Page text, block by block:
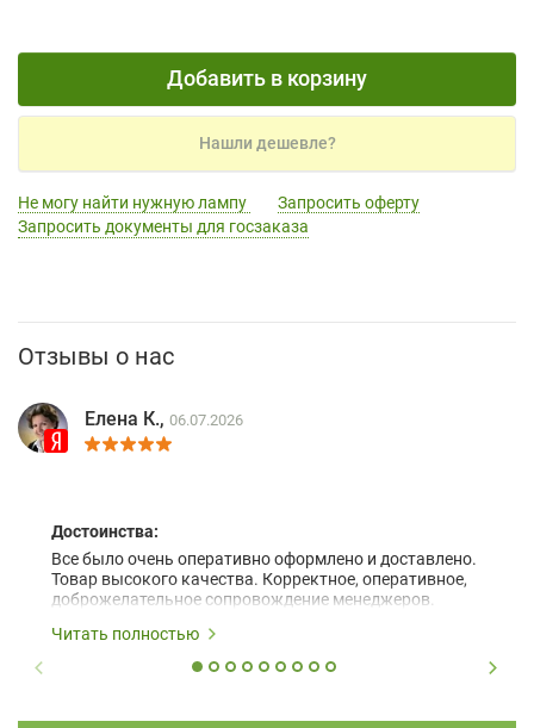
Добавить в корзину
Нашли дешевле?
Не могу найти нужную лампу
Запросить оферту
Запросить документы для госзаказа
Отзывы о нас
Елена К., 06.07.2026
Достоинства:
Все было очень оперативно оформлено и доставлено.
Товар высокого качества. Корректное, оперативное,
доброжелательное сопровождение менеджеров.
Читать полностью